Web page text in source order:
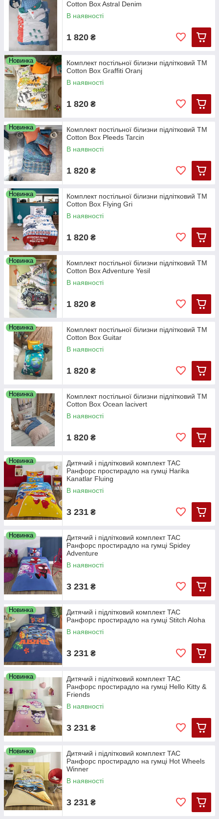
Cotton Box Astral Denim
В наявності
1 820 ₴
Новинка
Комплект постільної білизни підлітковий ТМ
Cotton Box Graffiti Oranj
В наявності
1 820 ₴
Новинка
Комплект постільної білизни підлітковий ТМ
Cotton Box Pleeds Tarcin
В наявності
1 820 ₴
Новинка
Комплект постільної білизни підлітковий ТМ
Cotton Box Flying Gri
В наявності
1 820 ₴
Новинка
Комплект постільної білизни підлітковий ТМ
Cotton Box Adventure Yesil
В наявності
1 820 ₴
Новинка
Комплект постільної білизни підлітковий ТМ
Cotton Box Guitar
В наявності
1 820 ₴
Новинка
Комплект постільної білизни підлітковий ТМ
Cotton Box Ocean lacivert
В наявності
1 820 ₴
Новинка
Дитячий і підлітковий комплект TAC
Ранфорс простирадло на гумці Harika
Kanatlar Fluing
В наявності
3 231 ₴
Новинка
Дитячий і підлітковий комплект TAC
Ранфорс простирадло на гумці Spidey
Adventure
В наявності
3 231 ₴
Новинка
Дитячий і підлітковий комплект TAC
Ранфорс простирадло на гумці Stitch Aloha
В наявності
3 231 ₴
Новинка
Дитячий і підлітковий комплект TAC
Ранфорс простирадло на гумці Hello Kitty &
Friends
В наявності
3 231 ₴
Новинка
Дитячий і підлітковий комплект TAC
Ранфорс простирадло на гумці Hot Wheels
Winner
В наявності
3 231 ₴